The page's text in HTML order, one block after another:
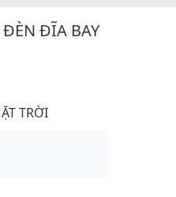
ĐÈN ĐĨA BAY
TRỜI